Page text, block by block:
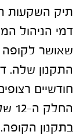
תיק השקעות
דמי הניהול
שאושר לקופה
התקנון שלה.
חודשיים
בתקנון